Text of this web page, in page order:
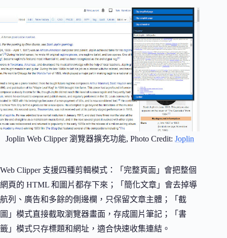
Joplin Web Clipper 瀏覽器擴充功能, Photo Credit:Joplin
Web Clipper 支援四種剪輯模式：「完整頁面」會把整個
網頁的 HTML 和圖片都存下來；「簡化文章」會去掉導
航列、廣告和多餘的側邊欄，只保留文章主體；「截
圖」模式直接截取瀏覽器畫面，存成圖片筆記；「書
籤」模式只存標題和網址，適合快速收集連結。